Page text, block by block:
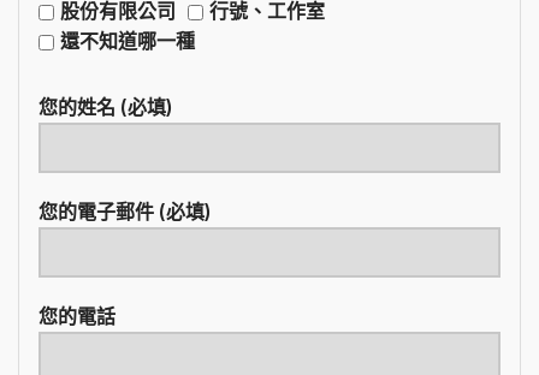
股份有限公司
行號、工作室
還不知道哪一種
您的姓名 (必填)
您的電子郵件 (必填)
您的電話